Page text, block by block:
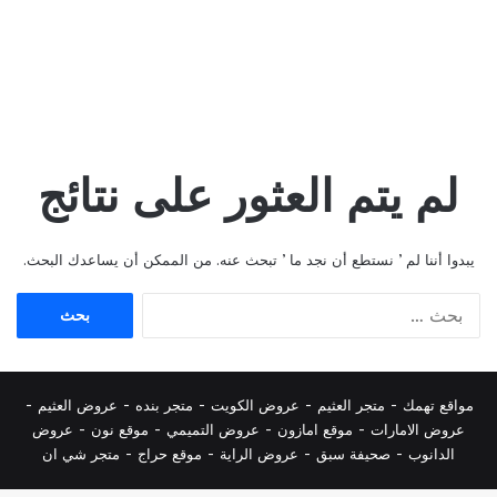
لم يتم العثور على نتائج
يبدوا أننا لم ’ نستطع أن نجد ما ’ تبحث عنه. من الممكن أن يساعدك البحث.
مواقع تهمك - متجر العثيم - عروض الكويت - متجر بنده - عروض العثيم -
عروض الامارات - موقع امازون - عروض التميمي - موقع نون - عروض
الدانوب - صحيفة سبق - عروض الراية - موقع حراج - متجر شي ان